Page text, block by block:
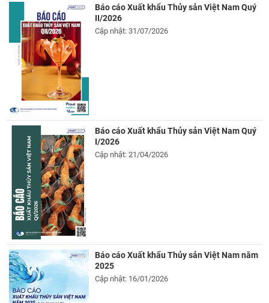
Báo cáo Xuất khẩu Thủy sản Việt Nam Quý
II/2026
Cập nhật: 31/07/2026
Báo cáo Xuất khẩu Thủy sản Việt Nam Quý
I/2026
Cập nhật: 21/04/2026
Báo cáo Xuất khẩu Thủy sản Việt Nam năm
2025
Cập nhật: 16/01/2026